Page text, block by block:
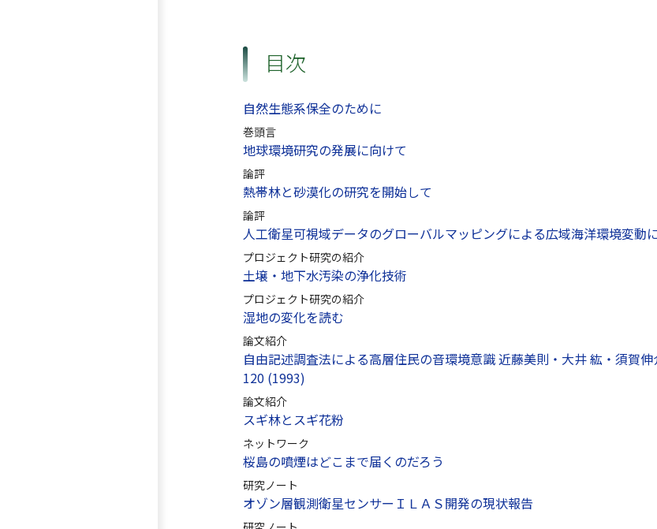
目次
自然生態系保全のために
巻頭言
地球環境研究の発展に向けて
論評
熱帯林と砂漠化の研究を開始して
論評
人工衛星可視域データのグローバルマッピングによる広域海洋環境変動
プロジェクト研究の紹介
土壌・地下水汚染の浄化技術
プロジェクト研究の紹介
湿地の変化を読む
論文紹介
自由記述調査法による高層住民の音環境意識 近藤美則・大井 紘・須賀
120 (1993)
論文紹介
スギ林とスギ花粉
ネットワーク
桜島の噴煙はどこまで届くのだろう
研究ノート
オゾン層観測衛星センサーＩＬＡＳ開発の現状報告